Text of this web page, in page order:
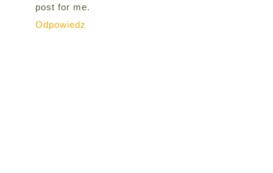
post for me.
Odpowiedz